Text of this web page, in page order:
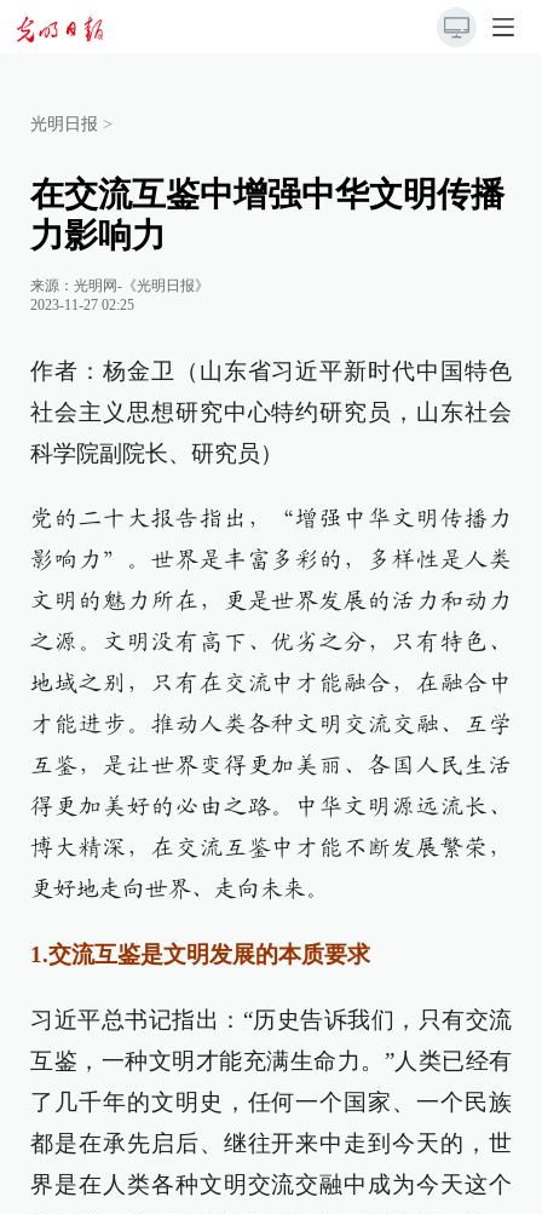
光明日报 >
在交流互鉴中增强中华文明传播
力影响力
来源： 光明网-《光明日报》
2023-11-27 02:25
作者：杨金卫（山东省习近平新时代中国特色
社会主义思想研究中心特约研究员，山东社会
科学院副院长、研究员）
党的二十大报告指出，“增强中华文明传播力
影响力”。世界是丰富多彩的，多样性是人类
文明的魅力所在，更是世界发展的活力和动力
之源。文明没有高下、优劣之分，只有特色、
地域之别，只有在交流中才能融合，在融合中
才能进步。推动人类各种文明交流交融、互学
互鉴，是让世界变得更加美丽、各国人民生活
得更加美好的必由之路。中华文明源远流长、
博大精深，在交流互鉴中才能不断发展繁荣，
更好地走向世界、走向未来。
1.交流互鉴是文明发展的本质要求
习近平总书记指出：“历史告诉我们，只有交流
互鉴，一种文明才能充满生命力。”人类已经有
了几千年的文明史，任何一个国家、一个民族
都是在承先启后、继往开来中走到今天的，世
界是在人类各种文明交流交融中成为今天这个